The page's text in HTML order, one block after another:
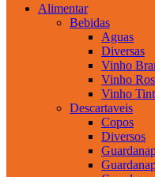
Alimentar
Bebidas
Aguas
Diversas
Vinho
Vinho
Vinho
Descartaveis
Copos
Diversos